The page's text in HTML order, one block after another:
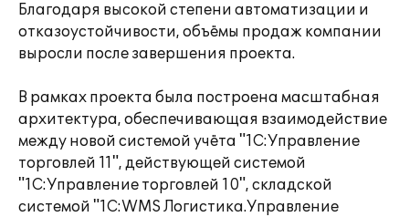
Благодаря высокой степени автоматизации и
отказоустойчивости, объёмы продаж компании
выросли после завершения проекта.
В рамках проекта была построена масштабная
архитектура, обеспечивающая взаимодействие
между новой системой учёта "1С:Управление
торговлей 11", действующей системой
"1С:Управление торговлей 10", складской
системой "1С:WMS Логистика.Управление